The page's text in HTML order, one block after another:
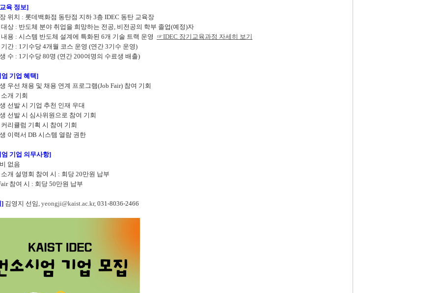
육 정보]
위치 : 롯데백화점 동탄점 지하 3층 IDEC 동탄 교육장
대상 : 반도체 분야 취업을 희망하는 전공, 비전공의 학부 졸업(예정)자
용 : 시스템 반도체 설계에 특화된 6개 기술 트랙 운영 ☞IDEC 장기교육과정 자세히 보기
간 : 1기수당 4개월 코스 운영 (연간 3기수 운영)
수 : 1기수당 80명 (연간 200여명의 수료생 배출)
기업 혜택]
우선 채용 및 채용 연계 프로그램(Job Fair) 참여 기회
개 기회
선발 시 기업 추천 인재 우대
선발 시 심사위원으로 참여 기회
리큘럼 기획 시 참여 기회
이력서 DB 시스템 열람 권한
기업 의무사항]
없음
개 설명회 참여 시 : 회당 20만원 납부
참여 시 : 회당 50만원 납부
] 김영지 선임, yeongji@kaist.ac.kr, 031-8036-2466